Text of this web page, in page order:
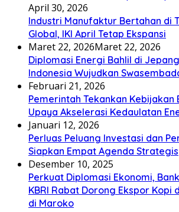
April 30, 2026
Industri Manufaktur Bertahan di
Global, IKI April Tetap Ekspansi
Maret 22, 2026Maret 22, 2026
Diplomasi Energi Bahlil di
Indonesia Wujudkan
Februari 21, 2026
Pemerintah Tekankan Kebijakan
Upaya Akselerasi Kedaulatan
Januari 12, 2026
Perluas Peluang Investasi dan
Siapkan Empat Agenda Strategis
Desember 10, 2025
Perkuat Diplomasi Ekonomi,
KBRI Rabat Dorong Ekspor Kopi
di Maroko